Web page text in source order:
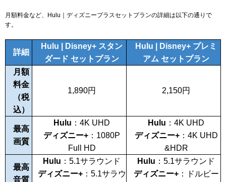
月額料金など、Hulu｜ディズニープラスセットプランの詳細は以下の通りで
す。
詳細
Hulu | Disney+ スタン
ダード セットプラン
Hulu | Disney+ プレミ
アム セットプラン
月額
料金
（税
込）
1,890円 2,150円
最高
画質
Hulu ：4K UHD
ディズニー+ ：1080P
Full HD
Hulu ：4K UHD
ディズニー+：4K UHD
&HDR
最高
音質
Hulu ：5.1サラウンド
ディズニー+：5.1サラウ
Hulu ：5.1サラウンド
ディズニー+：ドルビー